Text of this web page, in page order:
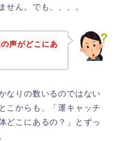
せん。でも、、、。
声がどこにあ
なりの数いるのではない
こからも、「運キャッチ
どこにあるの？」とずっ